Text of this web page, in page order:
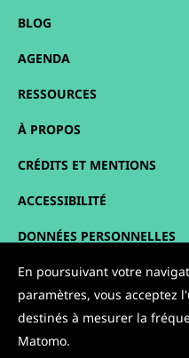
BLOG
AGENDA
RESSOURCES
À PROPOS
CRÉDITS ET MENTIONS
ACCESSIBILITÉ
DONNÉES PERSONNELLES
PLAN DU SITE
CONTACT
En poursuivant votre
paramètres, vous acceptez
destinés à mesurer la
Matomo.